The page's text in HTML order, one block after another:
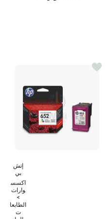
إتش
بي
اكسس
وارات
>
الطابعا
ت